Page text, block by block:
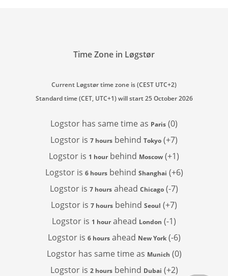
Time Zone in Løgstør
Current Løgstør time zone is (CEST UTC+2)
Standard time (CET, UTC+1) will start 25 October 2026
Logstor has same time as Paris (0)
Logstor is 7 hours behind Tokyo (+7)
Logstor is 1 hourbehind Moscow (+1)
Logstor is 6 hoursbehind Shanghai (+6)
Logstor is 7 hours ahead Chicago (-7)
Logstor is 7 hours behind Seoul (+7)
Logstor is 1 hourahead London (-1)
Logstor is 6 hoursahead New York(-6)
Logstor has same time as Munich (0)
Logstor is 2 hoursbehind Dubai (+2)